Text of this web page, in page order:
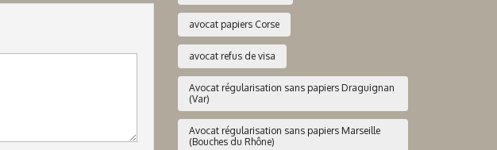
avocat papiers Corse
avocat refus de visa
Avocat régularisation sans papiers Draguignan
(Var)
Avocat régularisation sans papiers Marseille
(Bouches du Rhône)